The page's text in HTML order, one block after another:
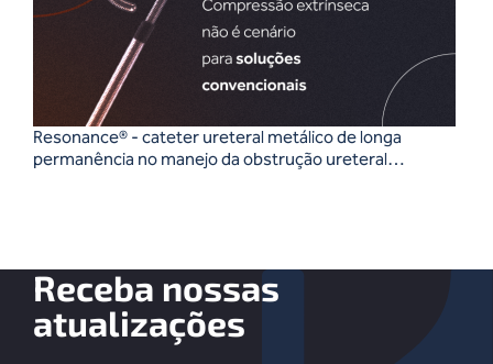
Resonance® - cateter ureteral metálico de longa
permanência no manejo da obstrução ureteral
Receba nossas
atualizações